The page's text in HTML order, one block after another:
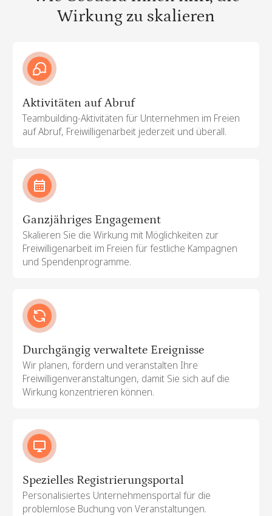
Wirkung zu skalieren
Aktivitäten auf Abruf
Teambuilding-Aktivitäten für Unternehmen im Freien
auf Abruf, Freiwilligenarbeit jederzeit und überall.
Ganzjähriges Engagement
Skalieren Sie die Wirkung mit Möglichkeiten zur
Freiwilligenarbeit im Freien für festliche Kampagnen
und Spendenprogramme.
Durchgängig verwaltete Ereignisse
Wir planen, fördern und veranstalten Ihre
Freiwilligenveranstaltungen, damit Sie sich auf die
Wirkung konzentrieren können.
Spezielles Registrierungsportal
Personalisiertes Unternehmensportal für die
problemlose Buchung von Veranstaltungen.